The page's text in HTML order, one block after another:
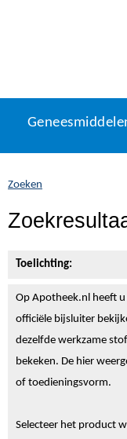
naar
U
zich
hier:
Zoeken
Toelichting:
Op Apotheek.nl heeft
officiële bijsluiter
dezelfde werkzame
bekeken. De hier
of toedieningsvorm.
Selecteer het product